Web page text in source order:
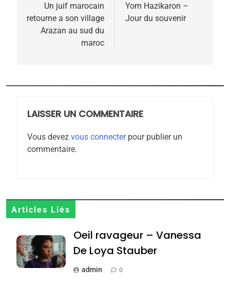
l’article
Un juif marocain
retourne a son village
Arazan au sud du
maroc
Yom Hazikaron –
Jour du souvenir
LAISSER UN COMMENTAIRE
Vous devez vous connecterpour publier un
commentaire.
Articles Liés
Oeil ravageur – Vanessa
De Loya Stauber
admin 0
2025, l’année la plus
meurtrière selon le
rapport d’ADL contre
FRANCE
FIÈRE, DIGNE ET RÉSILIENTE :
MA JUDAÏTE par Thérèse
ISRAÉL JUDAISME
7
8
Tafraout, le miel de Tadla
Azilal consacrés produits
du terroir
DAFINA MAROC